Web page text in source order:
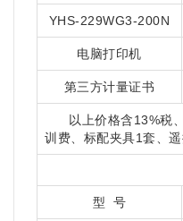
YHS-229WG3-200N
电脑打印机
第三方计量证书
以上价格含13%税、
训费、标配夹具1套、遥
型 号